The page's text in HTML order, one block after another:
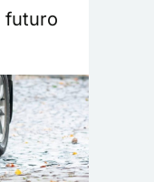
futuro